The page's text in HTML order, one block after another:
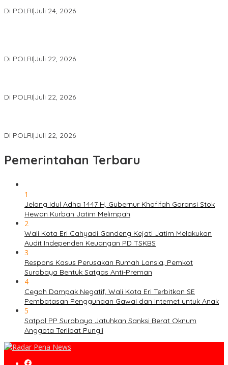
Di POLRI|Juli 24, 2026
Di POLRI|Juli 22, 2026
Di POLRI|Juli 22, 2026
Di POLRI|Juli 22, 2026
Pemerintahan Terbaru
1
Jelang Idul Adha 1447 H, Gubernur Khofifah Garansi Stok
Hewan Kurban Jatim Melimpah
2
Wali Kota Eri Cahyadi Gandeng Kejati Jatim Melakukan
Audit Independen Keuangan PD TSKBS
3
Respons Kasus Perusakan Rumah Lansia, Pemkot
Surabaya Bentuk Satgas Anti-Preman
4
Cegah Dampak Negatif, Wali Kota Eri Terbitkan SE
Pembatasan Penggunaan Gawai dan Internet untuk Anak
5
Satpol PP Surabaya Jatuhkan Sanksi Berat Oknum
Anggota Terlibat Pungli